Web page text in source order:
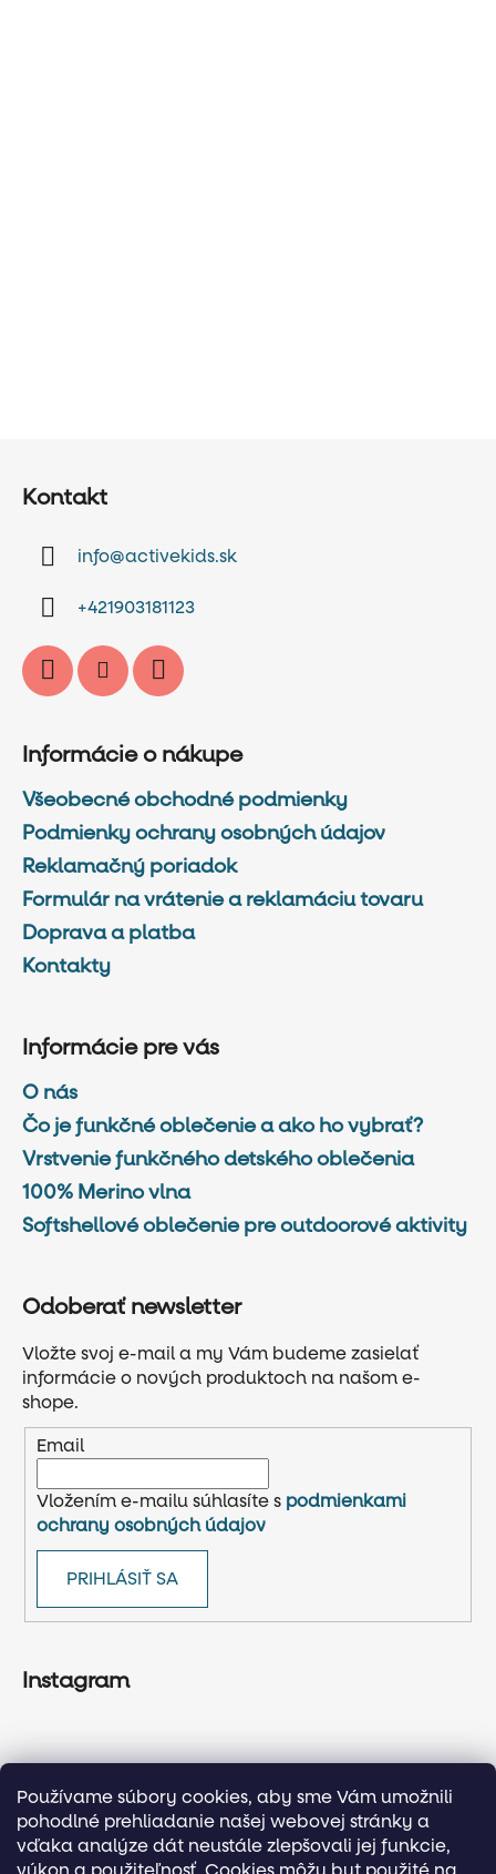
Používame súbory cookies, aby sme Vám umožnili
pohodlné prehliadanie našej webovej stránky a
vďaka analýze dát neustále zlepšovali jej funkcie,
Kontakt
info@activekids.sk
+421903181123
Informácie o nákupe
Všeobecné obchodné podmienky
Podmienky ochrany osobných údajov
Reklamačný poriadok
Formulár na vrátenie a reklamáciu tovaru
Doprava a platba
Kontakty
Informácie pre vás
O nás
Čo je funkčné oblečenie a ako ho vybrať?
Vrstvenie funkčného detského oblečenia
100% Merino vlna
Softshellové oblečenie pre outdoorové aktivity
Odoberať newsletter
Vložte svoj e-mail a my Vám budeme zasielať
informácie o nových produktoch na našom e-
shope.
Email
Vložením e-mailu súhlasíte s podmienkami
ochrany osobných údajov
PRIHLÁSIŤ SA
Instagram